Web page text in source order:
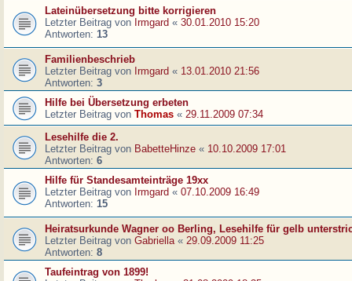
Lateinübersetzung bitte korrigieren
Letzter Beitrag von Irmgard « 30.01.2010 15:20
Antworten: 13
Familienbeschrieb
Letzter Beitrag von Irmgard « 13.01.2010 21:56
Antworten: 3
Hilfe bei Übersetzung erbeten
Letzter Beitrag von Thomas « 29.11.2009 07:34
Lesehilfe die 2.
Letzter Beitrag von BabetteHinze « 10.10.2009 17:01
Antworten: 6
Hilfe für Standesamteinträge 19xx
Letzter Beitrag von Irmgard « 07.10.2009 16:49
Antworten: 15
Heiratsurkunde Wagner oo Berling, Lesehilfe für gelb
Letzter Beitrag von Gabriella « 29.09.2009 11:25
Antworten: 8
Taufeintrag von 1899!